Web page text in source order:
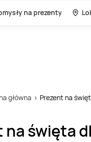
na prezenty
główna Prezent na
święta